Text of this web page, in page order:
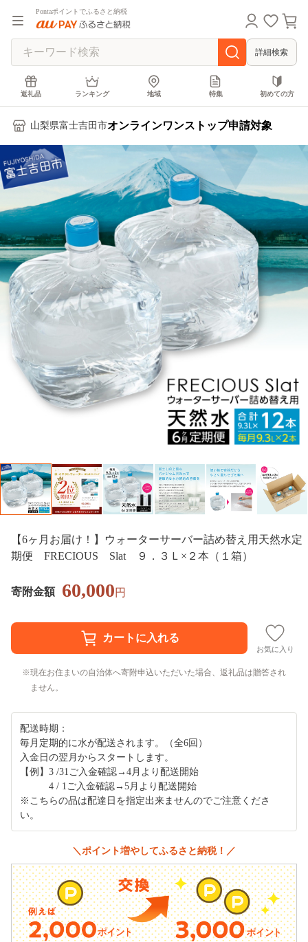
Pontaポイントでふるさと納税
詳細検索
返礼品 ランキング 地域 特集 初めての方
山梨県富士吉田市オンラインワンストップ申請対象
【6ヶ月お届け！】ウォーターサーバー詰め替え用天然水定
期便 FRECIOUS Slat ９．３Ｌ×２本（１箱）
寄附金額 60,000円
お気に入り
現在お住まいの自治体へ寄附申込いただいた場合、返礼品は贈答され
ません。
配送時期：
毎月定期的に水が配送されます。（全6回）
入金日の翌月からスタートします。
【例】3 /31ご入金確認→4月より配送開始
4 / 1ご入金確認→5月より配送開始
※こちらの品は配達日を指定出来ませんのでご注意くださ
い。
＼ポイント増やしてふるさと納税！／